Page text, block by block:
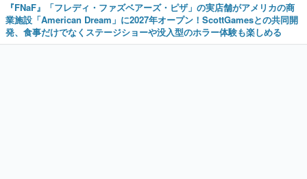
『FNaF』「フレディ・ファズベアーズ・ピザ」の実店舗がアメリカの商
業施設「American Dream」に2027年オープン！ScottGamesとの共同開
発、食事だけでなくステージショーや没入型のホラー体験も楽しめる